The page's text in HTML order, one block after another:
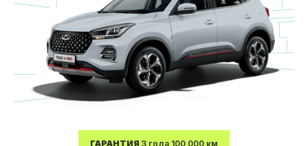
ГАРАНТИЯ 3 года 100 000 км